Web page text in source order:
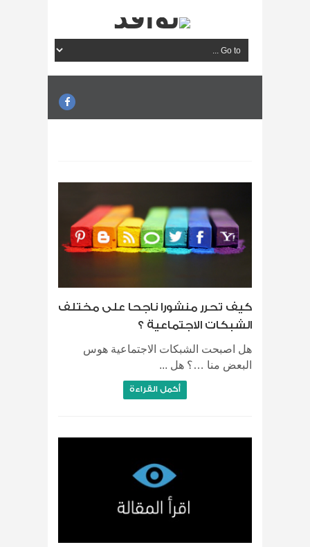
كيف تحرر منشورا ناجحا على مختلف
الشبكات الاجتماعية ؟
هل اصبحت الشبكات الاجتماعية هوس
البعض منا …؟ هل ...
أكمل القراءة